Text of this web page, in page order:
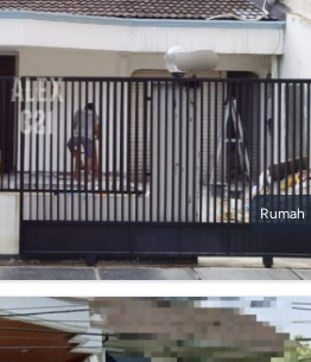
Rumah